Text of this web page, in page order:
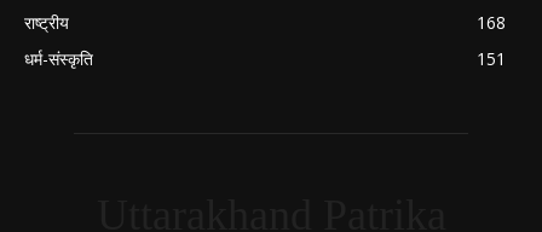
राष्ट्रीय
168
धर्म-संस्कृति
151